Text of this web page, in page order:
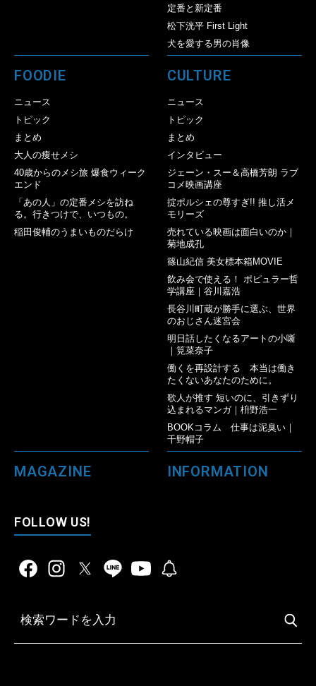
定番と新定番
松下洸平 First Light
犬を愛する男の肖像
FOODIE
ニュース
トピック
まとめ
大人の痩せメシ
40歳からのメシ旅 爆食ウィーク
エンド
「あの人」の定番メシを訪ね
る。行きつけで、いつもの。
稲田俊輔のうまいものだらけ
CULTURE
ニュース
トピック
まとめ
インタビュー
ジェーン・スー＆高橋芳朗 ラブ
コメ映画講座
掟ポルシェの尊すぎ!! 推し活メ
モリーズ
売れている映画は面白いのか｜
菊地成孔
篠山紀信 美女標本箱MOVIE
飲み会で使える！ ポピュラー哲
学講座｜谷川嘉浩
長谷川町蔵が勝手に選ぶ、世界
のおじさん迷宮会
明日話したくなるアートの小噺
｜筧菜奈子
働くを再設計する 本当は働き
たくないあなたのために。
歌人が推す 短いのに、引きずり
込まれるマンガ｜枡野浩一
BOOKコラム 仕事は泥臭い｜
千野帽子
MAGAZINE INFORMATION
FOLLOW US!